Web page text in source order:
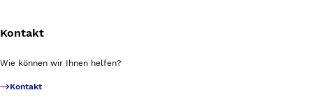
Kontakt
Wie können wir Ihnen helfen?
Kontakt